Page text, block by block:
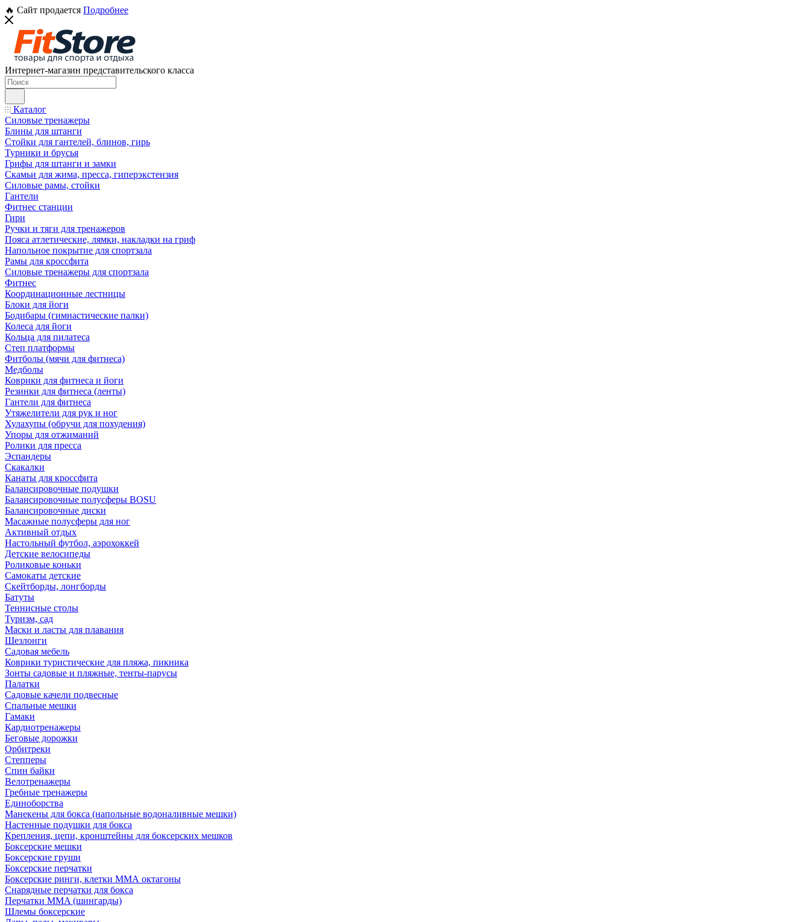
🔥 Сайт продается Подробнее
Интернет-магазин представительского класса
Каталог
Силовые тренажеры
Блины для штанги
Стойки для гантелей, блинов, гирь
Турники и брусья
Грифы для штанги и замки
Скамьи для жима, пресса, гиперэкстензия
Силовые рамы, стойки
Гантели
Фитнес станции
Гири
Ручки и тяги для тренажеров
Пояса атлетические, лямки, накладки на гриф
Напольное покрытие для спортзала
Рамы для кроссфита
Силовые тренажеры для спортзала
Фитнес
Координационные лестницы
Блоки для йоги
Бодибары (гимнастические палки)
Колеса для йоги
Кольца для пилатеса
Степ платформы
Фитболы (мячи для фитнеса)
Медболы
Коврики для фитнеса и йоги
Резинки для фитнеса (ленты)
Гантели для фитнеса
Утяжелители для рук и ног
Хулахупы (обручи для похудения)
Упоры для отжиманий
Ролики для пресса
Эспандеры
Скакалки
Канаты для кроссфита
Балансировочные подушки
Балансировочные полусферы BOSU
Балансировочные диски
Масажные полусферы для ног
Активный отдых
Настольный футбол, аэрохоккей
Детские велосипеды
Роликовые коньки
Самокаты детские
Скейтборды, лонгборды
Батуты
Теннисные столы
Туризм, сад
Маски и ласты для плавания
Шезлонги
Садовая мебель
Коврики туристические для пляжа, пикника
Зонты садовые и пляжные, тенты-парусы
Палатки
Садовые качели подвесные
Спальные мешки
Гамаки
Кардиотренажеры
Беговые дорожки
Орбитреки
Степперы
Спин байки
Велотренажеры
Гребные тренажеры
Единоборства
Манекены для бокса (напольные водоналивные мешки)
Настенные подушки для бокса
Крепления, цепи, кронштейны для боксерских мешков
Боксерские мешки
Боксерские груши
Боксерские перчатки
Боксерские ринги, клетки ММА октагоны
Снарядные перчатки для бокса
Перчатки MMA (шингарды)
Шлемы боксерские